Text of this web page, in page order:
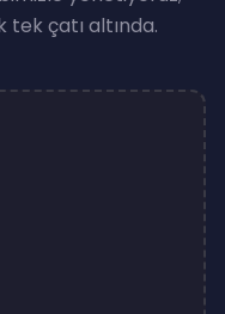
çatı altında.